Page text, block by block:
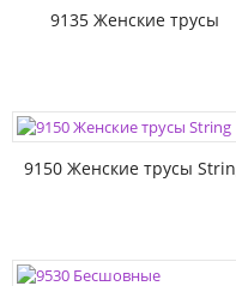
9135 Женские трусы
9150 Женские трусы